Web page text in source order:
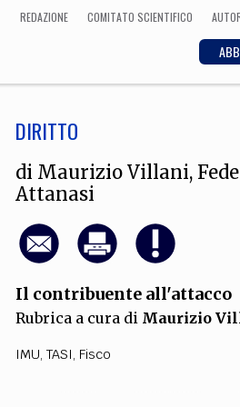
REDAZIONE COMITATO SCIENTIFICO
ECONOMIA
CULTURA
Musica,
DIRITTO
di Maurizio Villani,
Attanasi
Il contribuente all'attacco
Rubrica a cura di Maurizio
IMU, TASI, Fisco